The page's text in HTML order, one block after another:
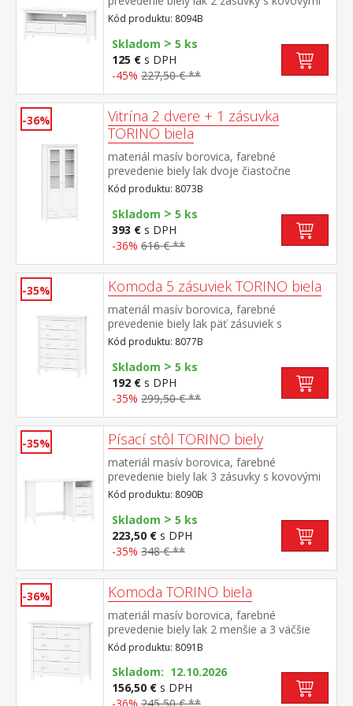
pojazdmi, 1 polica
Kód produktu: 8094B
Skladom > 5 ks
125 € s DPH
-45% 227,50 € **
-36%
Vitrína 2 dvere + 1 zásuvka
TORINO biela
materiál masív borovica, farebné
prevedenie biely lak dvoje čiastočne
presklené dvere, tri police jedna zásuvka s
kovovými pojazdmi
Kód produktu: 8073B
Skladom > 5 ks
393 € s DPH
-36% 616 € **
-35% Komoda 5 zásuviek TORINO biela
materiál masív borovica, farebné
prevedenie biely lak päť zásuviek s
kovovými pojazdmi
Kód produktu: 8077B
Skladom > 5 ks
192 € s DPH
-35% 299,50 € **
-35% Písací stôl TORINO biely
materiál masív borovica, farebné
prevedenie biely lak 3 zásuvky s kovovými
pojazdmi, 1 polica
Kód produktu: 8090B
Skladom > 5 ks
223,50 € s DPH
-35% 348 € **
-36% Komoda TORINO biela
materiál masív borovica, farebné
prevedenie biely lak 2 menšie a 3 väčšie
zásuvky s kovovými pojazdmi
Kód produktu: 8091B
Skladom: 12.10.2026
156,50 € s DPH